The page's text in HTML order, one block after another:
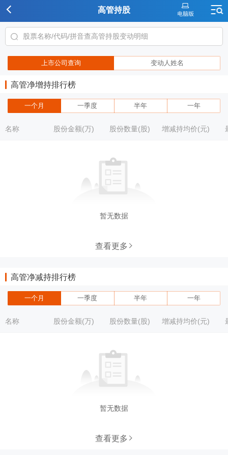
高管持股
上市公司查询 变动人姓名
高管净增持排行榜
一个月 一季度 半年 一年
名称 股份金额(万) 股份数量(股) 增减持均价(元)
暂无数据
查看更多
高管净减持排行榜
一个月 一季度 半年 一年
名称 股份金额(万) 股份数量(股) 增减持均价(元)
暂无数据
查看更多